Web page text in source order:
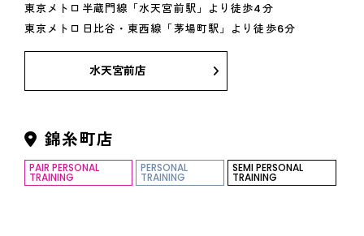
東京メトロ半蔵門線「水天宮前駅」より徒歩4分
東京メトロ日比谷・東西線「茅場町駅」より徒歩6分
水天宮前店
錦糸町店
PAIR PERSONAL
TRAINING
PERSONAL
TRAINING
SEMI PERSONAL
TRAINING